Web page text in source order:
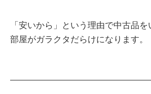
「安いから」という理由で中古品を
部屋がガラクタだらけになります。